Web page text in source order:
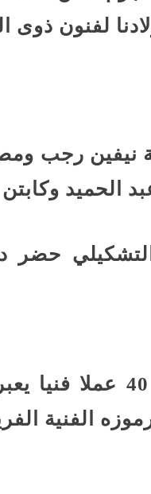
لفنون ذوى
نيفين رجب
الحميد وكابتن
حضر
و يضم “حكاية
الفنية